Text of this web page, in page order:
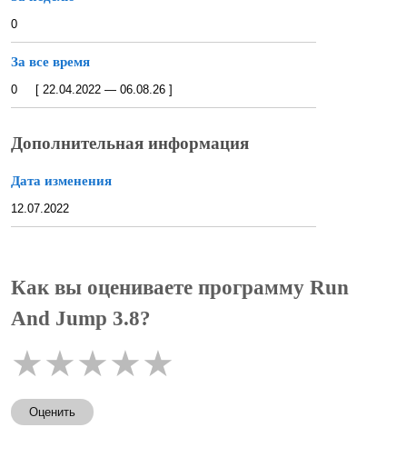
0
За все время
0 [ 22.04.2022 — 06.08.26 ]
Дополнительная информация
Дата изменения
12.07.2022
Как вы оцениваете программу Run
And Jump 3.8?
★★★★★
Оценить